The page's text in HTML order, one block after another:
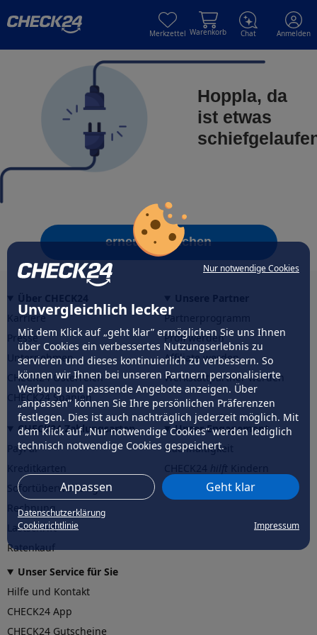
Nur notwendige Cookies
Unvergleichlich lecker
Mit dem Klick auf „geht klar” ermöglichen Sie uns Ihnen
über Cookies ein verbessertes Nutzungserlebnis zu
servieren und dieses kontinuierlich zu verbessern. So
können wir Ihnen bei unseren Partnern personalisierte
Werbung und passende Angebote anzeigen. Über
„anpassen” können Sie Ihre persönlichen Präferenzen
festlegen. Dies ist auch nachträglich jederzeit möglich. Mit
dem Klick auf „Nur notwendige Cookies” werden lediglich
technisch notwendige Cookies gespeichert.
Anpassen Geht klar
Datenschutzerklärung
Cookierichtlinie
Impressum
Merkzettel Warenkorb Chat Anmelden
Hoppla, da
ist etwas
erneut versuchen
Karriere
Presse
Unternehmen
CHECK24 Österreich
CHECK24 Spanien
Partnerprogramm
Profi werden
Affiliate werden
Werkstattpartner werden
CHECK24 Zahlungsarten
PayPal
Sofortüberweisung
Rechnung
Lastschrift
Ratenkauf
Unser Engagement
Nachhaltigkeit
CHECK24hilftder Natur
Unser Service für Sie
Hilfe und Kontakt
CHECK24 App
CHECK24 Gutscheine